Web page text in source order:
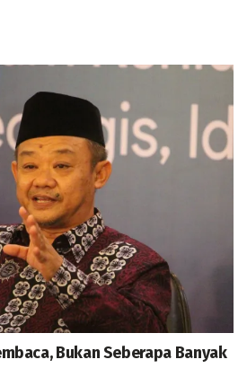
Bukan Seberapa Banyak